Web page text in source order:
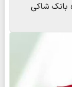
بانک شاکی